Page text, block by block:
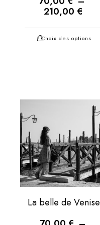
210,00 €
Choix des options
La belle de Venise